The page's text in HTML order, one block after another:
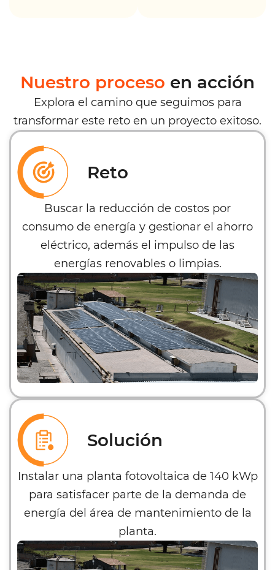
Nuestro proceso en acción
Explora el camino que seguimos para
transformar este reto en un proyecto exitoso.
Reto
Buscar la reducción de costos por
consumo de energía y gestionar el ahorro
eléctrico, además el impulso de las
energías renovables o limpias.
Solución
Instalar una planta fotovoltaica de 140 kWp
para satisfacer parte de la demanda de
energía del área de mantenimiento de la
planta.